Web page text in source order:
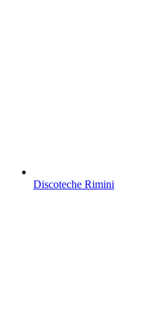
Discoteche Rimini